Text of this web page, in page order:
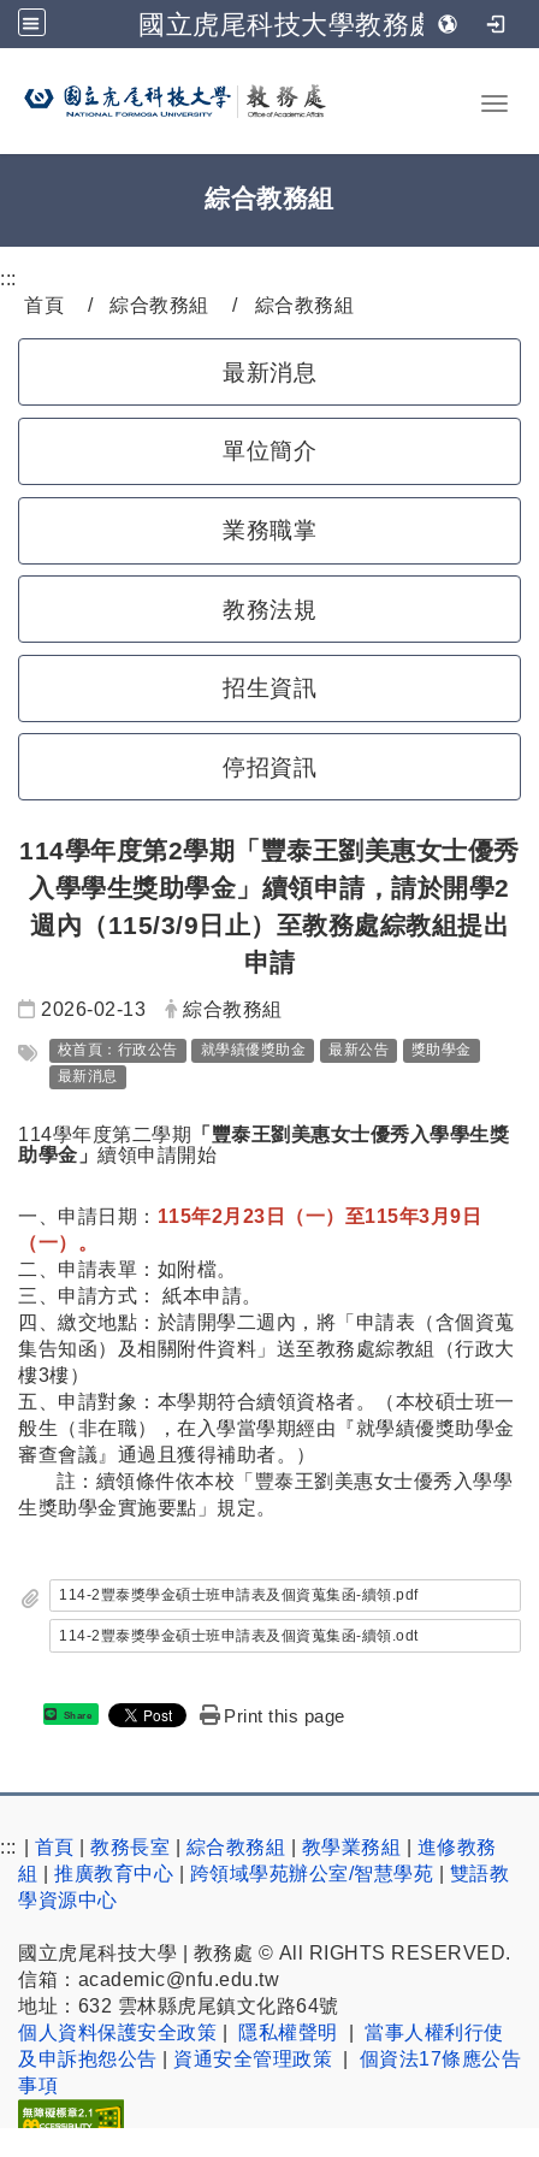
國立虎尾科技大學教務處
跳到主要內容
綜合教務組
:::
首頁
綜合教務組 綜合教務組
最新消息
單位簡介
業務職掌
教務法規
招生資訊
停招資訊
114學年度第2學期
「豐泰王劉美惠女士優秀
入學學生獎助學金」 續領申請，請於開學2
週內（115/3/9日止）至教務處綜教組提出
申請
日期：
2026-02-13 發布者：
綜合教務組
標籤：
校首頁：行政公告 就學績優獎助金 最新公告
獎助學金
最新消息
114學年度第二學期
「豐泰王劉美惠女士優秀入學學生獎
助學金」 續領申請開始
一、申請日期： 115年2月23日（一）至115年3月9日
（一）。
二、申請表單：如附檔。
三、申請方式： 紙本申請。
四、繳交地點：於請開學二週內，將「申請表（含個資蒐
集告知函）及相關附件資料」送至教務處綜教組（行政大
樓3樓）
五、申請對象：本學期符合續領資格者。（本校碩士班一
般生（非在職），在入學當學期經由『就學績優獎助學金
審查會議』通過且獲得補助者。）
註：續領條件依本校 「豐泰王劉美惠女士優秀入學學
生獎助學金實施要點」 規定。
114-2豐泰獎學金碩士班申請表及個資蒐集函-續領.pdf
114-2豐泰獎學金碩士班申請表及個資蒐集函-續領.odt
Share Print this page
::: 首頁 教務長室 綜合教務組 教學業務組
進修教務
組
推廣教育中心 跨領域學苑辦公室/智慧學苑
雙語教
學資源中心
國立虎尾科技大學 | 教務處 © All RIGHTS RESERVED.
信箱：academic@nfu.edu.tw
地址：632 雲林縣虎尾鎮文化路64號
個人資料保護安全政策
隱私權聲明
當事人權利行使
及申訴抱怨公告
資通安全管理政策
個資法17條應公告
事項